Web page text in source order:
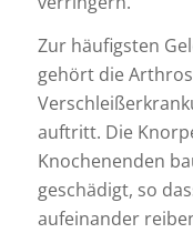
Zur häufigsten
gehört die
auftritt. Die
Knochenenden
geschädigt, so
aufeinander